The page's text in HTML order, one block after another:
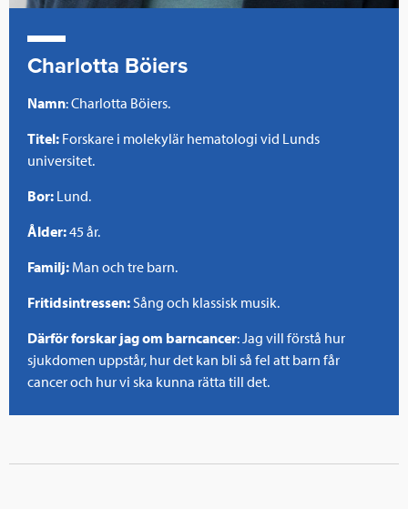
Charlotta Böiers
Namn: Charlotta Böiers.
Titel: Forskare i molekylär hematologi vid Lunds
universitet.
Bor: Lund.
Ålder:45 år.
Familj: Man och tre barn.
Fritidsintressen:Sång och klassisk musik.
Därför forskar jag om barncancer: Jag vill förstå hur
sjukdomen uppstår, hur det kan bli så fel att barn får
cancer och hur vi ska kunna rätta till det.